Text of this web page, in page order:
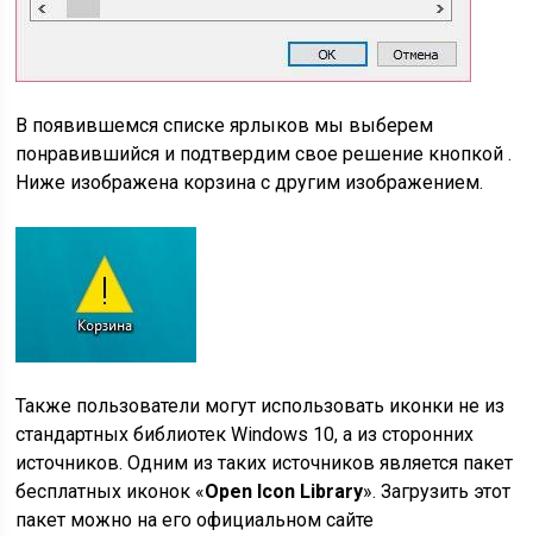
В появившемся списке ярлыков мы выберем
понравившийся и подтвердим свое решение кнопкой .
Ниже изображена корзина с другим изображением.
Также пользователи могут использовать иконки не из
стандартных библиотек Windows 10, а из сторонних
источников. Одним из таких источников является пакет
бесплатных иконок «Open Icon Library». Загрузить этот
пакет можно на его официальном сайте